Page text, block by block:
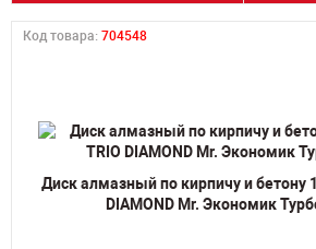
Код товара: 704548
Диск алмазный по кирпичу и бетону
DIAMOND Mr. Экономик